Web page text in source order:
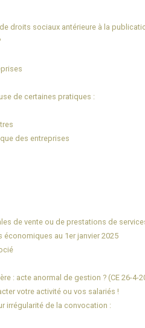
droits sociaux antérieure à la
de certaines pratiques :
des entreprises
de vente ou de prestations de
au 1er janvier 2025
: acte anormal de gestion ? (CE 26-4-
votre activité ou vos salariés !
irrégularité de la convocation :